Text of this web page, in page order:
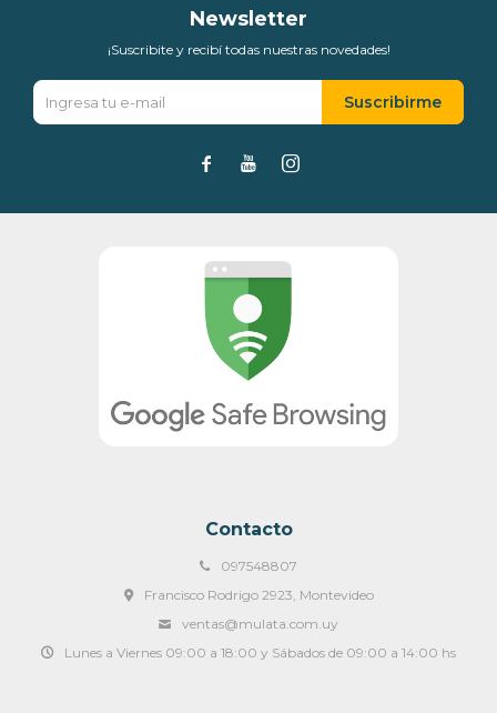
Contacto
097548807
Francisco Rodrigo 2923, Montevideo
ventas@mulata.com.uy
Lunes a Viernes 09:00 a 18:00 y Sábados de 09:00 a 14:00 hs
Newsletter
¡Suscribite y recibí todas nuestras novedades!
Suscribirme
  